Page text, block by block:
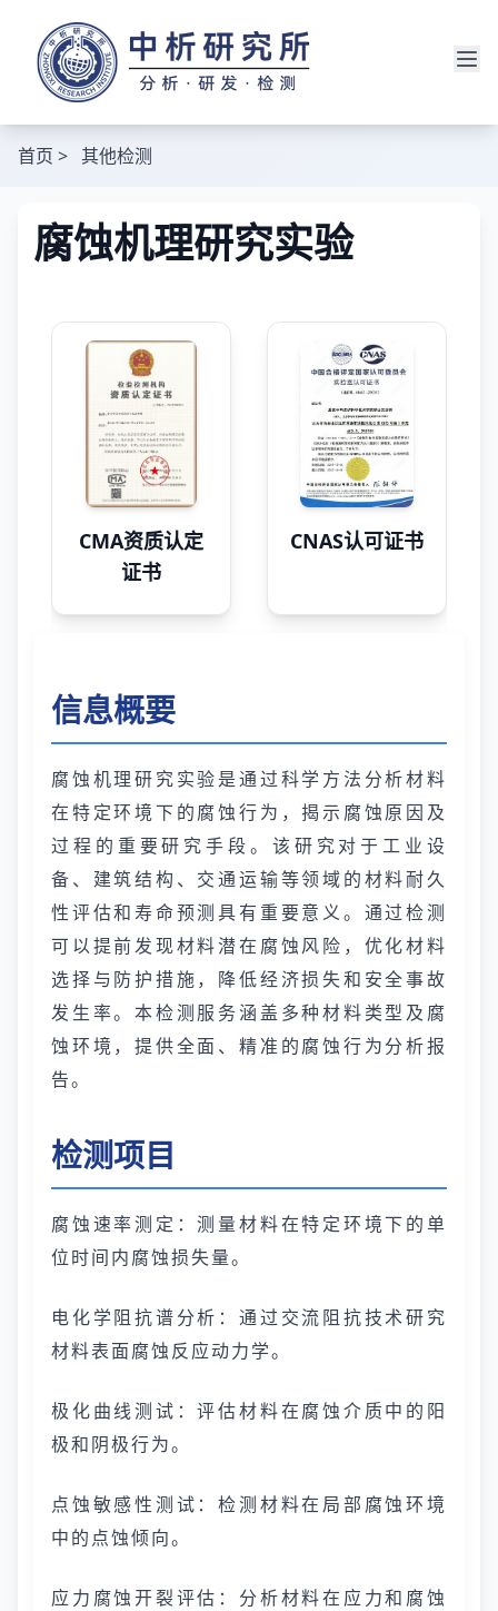
首页 > 其他检测
腐蚀机理研究实验
CMA资质认定
证书
CNAS认可证书
信息概要
腐蚀机理研究实验是通过科学方法分析材料
在特定环境下的腐蚀行为，揭示腐蚀原因及
过程的重要研究手段。该研究对于工业设
备、建筑结构、交通运输等领域的材料耐久
性评估和寿命预测具有重要意义。通过检测
可以提前发现材料潜在腐蚀风险，优化材料
选择与防护措施，降低经济损失和安全事故
发生率。本检测服务涵盖多种材料类型及腐
蚀环境，提供全面、精准的腐蚀行为分析报
告。
检测项目
腐蚀速率测定：测量材料在特定环境下的单
位时间内腐蚀损失量。
电化学阻抗谱分析：通过交流阻抗技术研究
材料表面腐蚀反应动力学。
极化曲线测试：评估材料在腐蚀介质中的阳
极和阴极行为。
点蚀敏感性测试：检测材料在局部腐蚀环境
中的点蚀倾向。
应力腐蚀开裂评估：分析材料在应力和腐蚀